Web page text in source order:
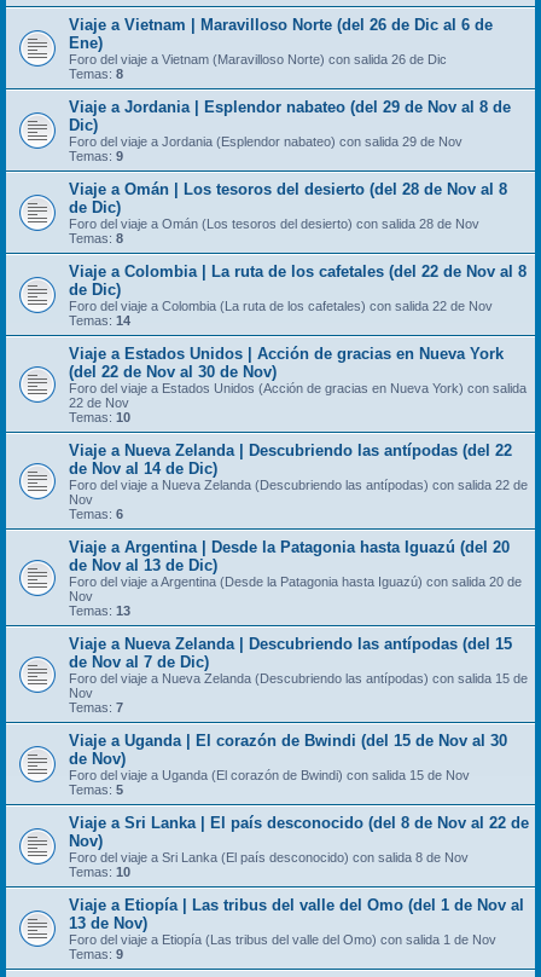
Viaje a Vietnam | Maravilloso Norte (del 26 de Dic al 6 de
Ene)
Foro del viaje a Vietnam (Maravilloso Norte) con salida 26 de Dic
Temas: 8
Viaje a Jordania | Esplendor nabateo (del 29 de Nov al 8 de
Dic)
Foro del viaje a Jordania (Esplendor nabateo) con salida 29 de Nov
Temas: 9
Viaje a Omán | Los tesoros del desierto (del 28 de Nov al 8
de Dic)
Foro del viaje a Omán (Los tesoros del desierto) con salida 28 de Nov
Temas: 8
Viaje a Colombia | La ruta de los cafetales (del 22 de Nov al 8
de Dic)
Foro del viaje a Colombia (La ruta de los cafetales) con salida 22 de Nov
Temas: 14
Viaje a Estados Unidos | Acción de gracias en Nueva York
(del 22 de Nov al 30 de Nov)
Foro del viaje a Estados Unidos (Acción de gracias en Nueva York) con salida
22 de Nov
Temas: 10
Viaje a Nueva Zelanda | Descubriendo las antípodas (del 22
de Nov al 14 de Dic)
Foro del viaje a Nueva Zelanda (Descubriendo las antípodas) con salida 22 de
Nov
Temas: 6
Viaje a Argentina | Desde la Patagonia hasta Iguazú (del 20
de Nov al 13 de Dic)
Foro del viaje a Argentina (Desde la Patagonia hasta Iguazú) con salida 20 de
Nov
Temas: 13
Viaje a Nueva Zelanda | Descubriendo las antípodas (del 15
de Nov al 7 de Dic)
Foro del viaje a Nueva Zelanda (Descubriendo las antípodas) con salida 15 de
Nov
Temas: 7
Viaje a Uganda | El corazón de Bwindi (del 15 de Nov al 30
de Nov)
Foro del viaje a Uganda (El corazón de Bwindi) con salida 15 de Nov
Temas: 5
Viaje a Sri Lanka | El país desconocido (del 8 de Nov al 22 de
Nov)
Foro del viaje a Sri Lanka (El país desconocido) con salida 8 de Nov
Temas: 10
Viaje a Etiopía | Las tribus del valle del Omo (del 1 de Nov al
13 de Nov)
Foro del viaje a Etiopía (Las tribus del valle del Omo) con salida 1 de Nov
Temas: 9